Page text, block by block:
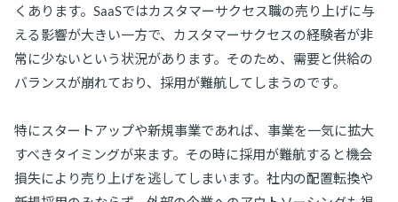
くあります。SaaSではカスタマーサクセス職の売り上げに与
える影響が大きい一方で、カスタマーサクセスの経験者が非
常に少ないという状況があります。そのため、需要と供給の
バランスが崩れており、採用が難航してしまうのです。
特にスタートアップや新規事業であれば、事業を一気に拡大
すべきタイミングが来ます。その時に採用が難航すると機会
損失により売り上げを逃してしまいます。社内の配置転換や